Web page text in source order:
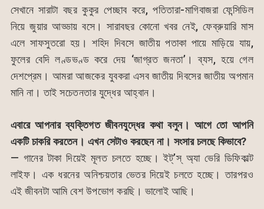
সেখানে সারাটা বছর কুকুর পেচ্ছাব করে, পতিতারা-মাগিবাজরা ফেন্সিডিল
নিয়ে জুয়ার আড্ডায় বসে। সারাবছর কোনো খবর নেই, ফেব্রুয়ারি মাস
এলে সাফসুতরো হয়। শহিদ দিবসে জাতীয় পতাকা পায়ে মাড়িয়ে যায়,
ফুলের বেদি লণ্ডভণ্ড করে দেয় ‘জাগ্রত জনতা’। ব্যস, হয়ে গেল
দেশপ্রেম। আমরা আজকের যুবকরা এসব জাতীয় দিবসের জাতীয় অপমান
মানি না। তাই সচেতনতার যুদ্ধের আহ্বান।
এবারে আপনার ব্যক্তিগত জীবনযুদ্ধের কথা বলুন। আগে তো আপনি
একটি চাকরি করতেন। এখন সেটাও করছেন না। সংসার চলছে কিভাবে?
— গানের টাকা দিয়েই মূলত চলতে হচ্ছে। ইট্’স্ অ্যা ভেরি ডিফিকাল্ট
লাইফ। এক ধরনের অনিশ্চয়তার ভেতর দিয়েই চলতে হচ্ছে। তারপরও
এই জীবনটা আমি বেশ উপভোগ করছি। ভালোই আছি।